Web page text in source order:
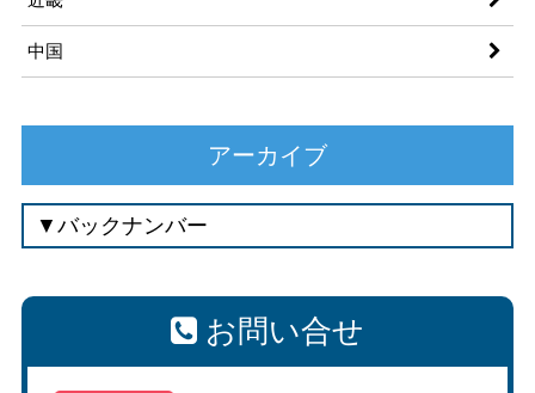
中国
アーカイブ
お問い合せ